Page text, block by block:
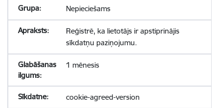
Nepieciešams
Reģistrē, ka lietotājs ir apstiprinājis
sīkdatņu paziņojumu.
1 mēnesis
cookie-agreed-version